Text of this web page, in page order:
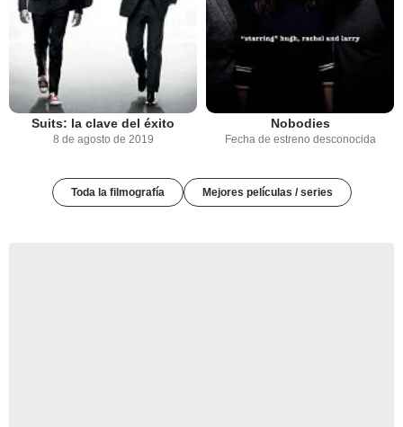
Suits: la clave del éxito
8 de agosto de 2019
Nobodies
Fecha de estreno desconocida
Toda la filmografía Mejores películas / series